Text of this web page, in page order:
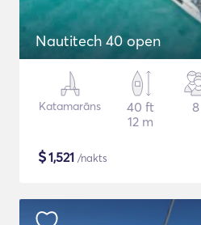
Nautitech 40 open
Katamarāns
40 ft
12 m
8
$1,521 /nakts